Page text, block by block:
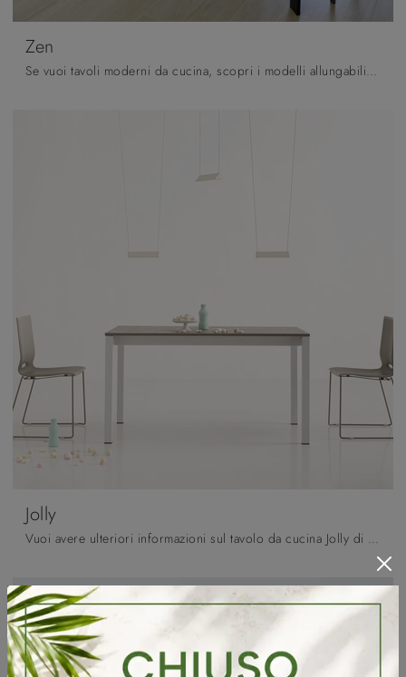
Zen
Se vuoi tavoli moderni da cucina, scopri i modelli allungabili di Pointhouse: clicca e scopri il modello Zen in melaminico.
Jolly
Vuoi avere ulteriori informazioni sul tavolo da cucina Jolly di Pointhouse? Clicca e ottieni informazioni sui modelli allungabili del marchio.